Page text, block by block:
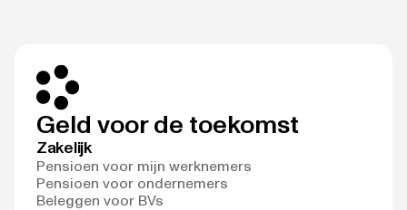
Geld voor de toekomst
Zakelijk
Pensioen voor mijn werknemers
Pensioen voor ondernemers
Beleggen voor BVs